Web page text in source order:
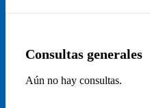
Consultas generales
Aún no hay consultas.